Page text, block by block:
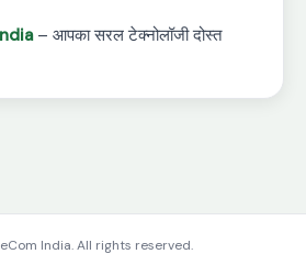
– आपका सरल टेक्नोलॉजी दोस्त
India. All rights reserved.